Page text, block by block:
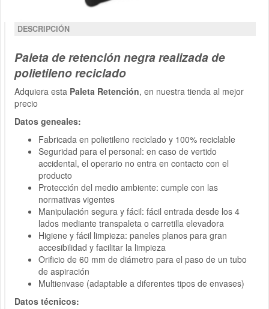
DESCRIPCIÓN
Paleta de retención negra realizada de
polietileno reciclado
Adquiera esta Paleta Retención, en nuestra tienda al mejor
precio
Datos geneales:
Fabricada en polietileno reciclado y 100% reciclable
Seguridad para el personal: en caso de vertido
accidental, el operario no entra en contacto con el
producto
Protección del medio ambiente: cumple con las
normativas vigentes
Manipulación segura y fácil: fácil entrada desde los 4
lados mediante transpaleta o carretilla elevadora
Higiene y fácil limpieza: paneles planos para gran
accesibilidad y facilitar la limpieza
Orificio de 60 mm de diámetro para el paso de un tubo
de aspiración
Multienvase (adaptable a diferentes tipos de envases)
Datos técnicos: